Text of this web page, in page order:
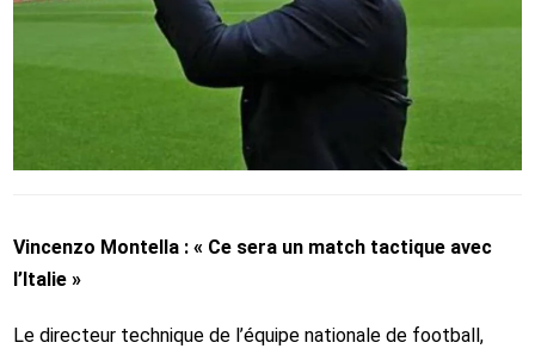
Vincenzo Montella : « Ce sera un match tactique avec
l’Italie »
Le directeur technique de l’équipe nationale de football,